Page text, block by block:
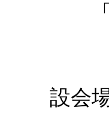
「
3
3月
設会